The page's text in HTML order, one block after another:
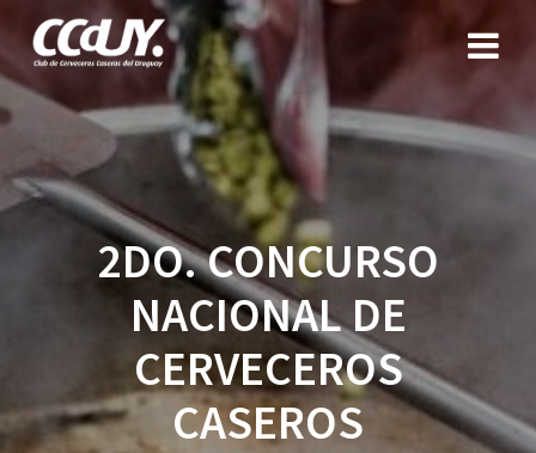
Saltar
contenido
2DO. CONCURSO
NACIONAL DE
CERVECEROS
CASEROS